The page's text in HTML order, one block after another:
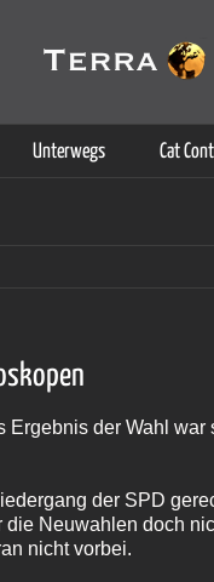
Unterwegs Cat
Ergebnis der Wahl
der SPD
die Neuwahlen doch
nicht vorbei.
Durch die Nutzung
Weitere